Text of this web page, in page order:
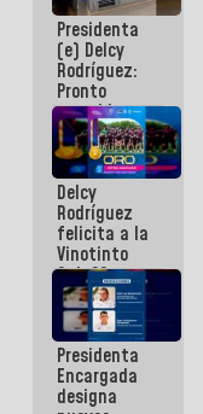
hacer
historia en
los
Centroamericanos
Presidenta
(e) Delcy
Rodríguez:
Pronto
restableceremos
las
operaciones
en el
Aeropuerto
Internacional
de
Maiquetía
Delcy
Rodríguez
felicita a la
Vinotinto
Sub 20
campeona
frente
México Sub
23 en los
Centroamericanos
Presidenta
Encargada
designa